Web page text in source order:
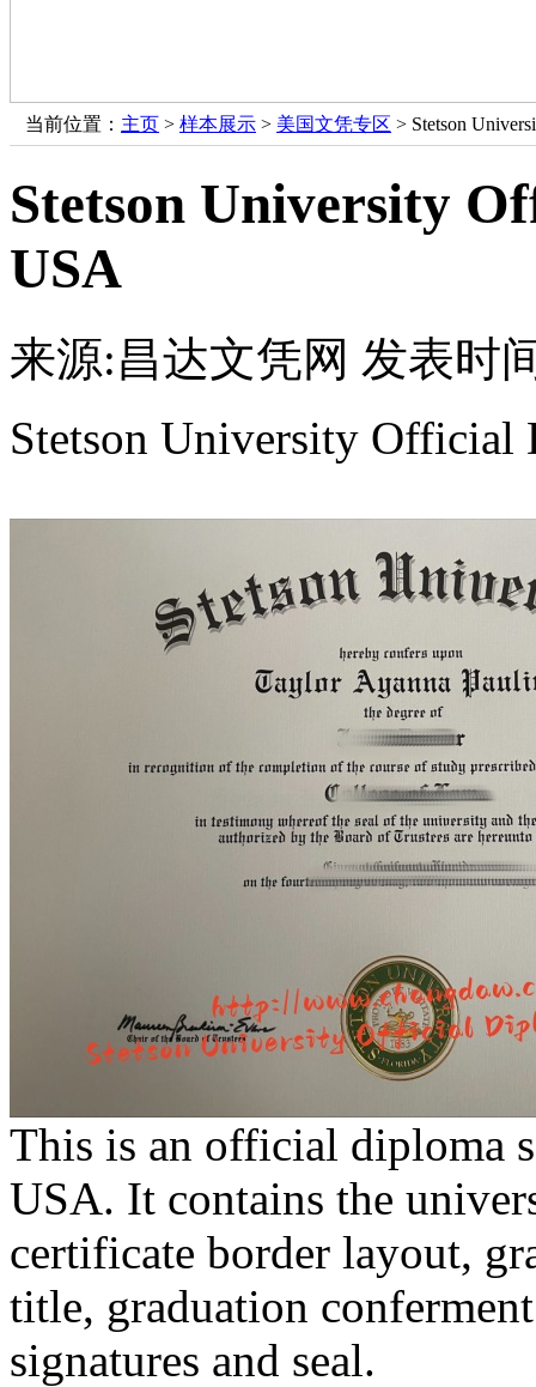
当前位置： 主页 > 样本展示 > 美国文凭专区 > Stetson
Stetson University
USA
来源:昌达文凭网 发表时
Stetson University Official
This is an official diploma
USA. It contains the
certificate border layout,
title, graduation
signatures and seal.